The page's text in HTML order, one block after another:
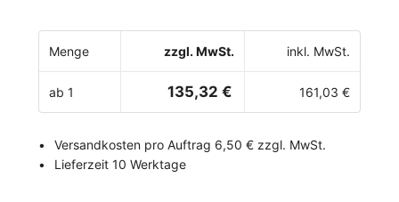
Menge zzgl. MwSt. inkl. MwSt.
ab 1 135,32 € 161,03 €
Versandkosten pro Auftrag 6,50 € zzgl. MwSt.
Lieferzeit 10 Werktage